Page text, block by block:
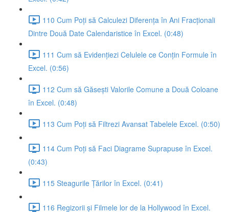
110 Cum Poți să Calculezi Diferența în Ani Fracționali
Dintre Două Date Calendaristice în Excel. (0:48)
111 Cum să Evidențiezi Celulele ce Conțin Formule în
Excel. (0:56)
112 Cum să Găsești Valorile Comune a Două Coloane
în Excel. (0:48)
113 Cum Poți să Filtrezi Avansat Tabelele Excel. (0:50)
114 Cum Poți să Faci Diagrame Suprapuse în Excel.
(0:43)
115 Steagurile Țărilor în Excel. (0:41)
116 Regizorii și Filmele lor de la Hollywood în Excel.